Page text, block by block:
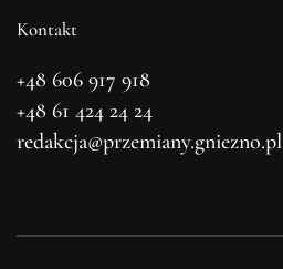
Kontakt
+48 606 917 918
+48 61 424 24 24
redakcja@przemiany.gniezno.pl